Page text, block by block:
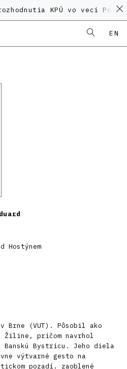
KPÚ vo veci
EN
Hostýnem
Brne (VUT). Pôsobil ako
Žiline, pričom navrhol
Bystricu. Jeho diela
výtvarné gesto na
pozadí. zaoblené